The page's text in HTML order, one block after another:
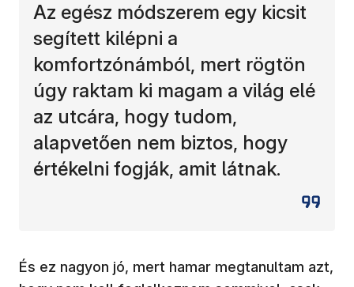
Az egész módszerem egy kicsit
segített kilépni a
komfortzónámból, mert rögtön
úgy raktam ki magam a világ elé
az utcára, hogy tudom,
alapvetően nem biztos, hogy
értékelni fogják, amit látnak.
És ez nagyon jó, mert hamar megtanultam azt,